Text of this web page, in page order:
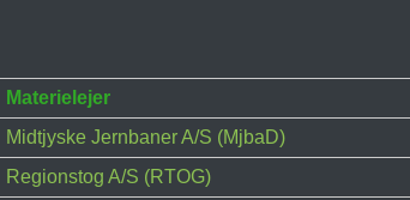
Materielejer
Midtjyske Jernbaner A/S (MjbaD)
Regionstog A/S (RTOG)